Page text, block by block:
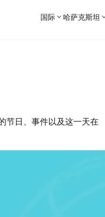
国际 哈萨克斯坦
节日、事件以及这一天在